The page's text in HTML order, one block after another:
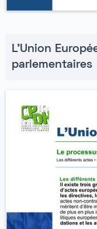
L'Union
parlementaires